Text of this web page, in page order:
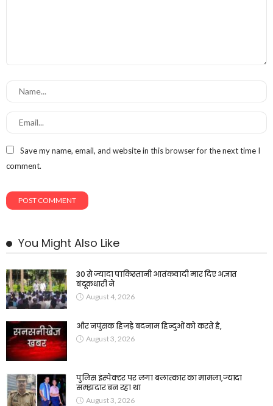
Save my name, email, and website in this browser for the next time I
comment.
You Might Also Like
30 से ज्यादा पाकिस्तानी आतंकवादी मार दिए अज्ञात
बंदूकधारी ने
August 4, 2026
और नपुंसक हिजड़े बदनाम हिन्दुओं को करते है,
August 3, 2026
पुलिस इंस्पेक्टर पर लगा बलात्कार का मामला,ज्यादा
समझदार बन रहा था
August 3, 2026